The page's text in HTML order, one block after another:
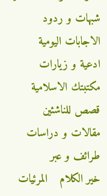
شبهات و ردود
الاجابات اليومية
ادعية و زيارات
مكتبتك الاسلامية
قصص للناشئين
مقالات و دراسات
طرائف و عبر
خير الكلام
المرئيات